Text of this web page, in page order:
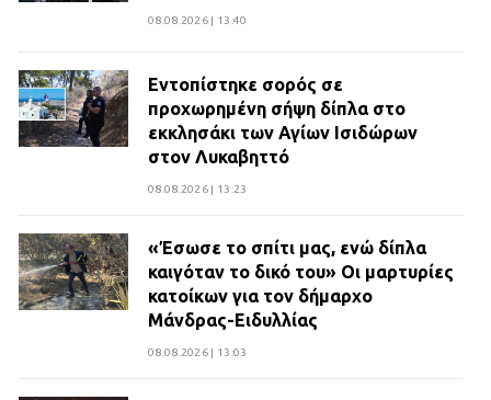
08.08.2026 | 13:40
Εντοπίστηκε σορός σε
προχωρημένη σήψη δίπλα στο
εκκλησάκι των Αγίων Ισιδώρων
στον Λυκαβηττό
08.08.2026 | 13:23
«Έσωσε το σπίτι μας, ενώ δίπλα
καιγόταν το δικό του» Οι μαρτυρίες
κατοίκων για τον δήμαρχο
Μάνδρας-Ειδυλλίας
08.08.2026 | 13:03